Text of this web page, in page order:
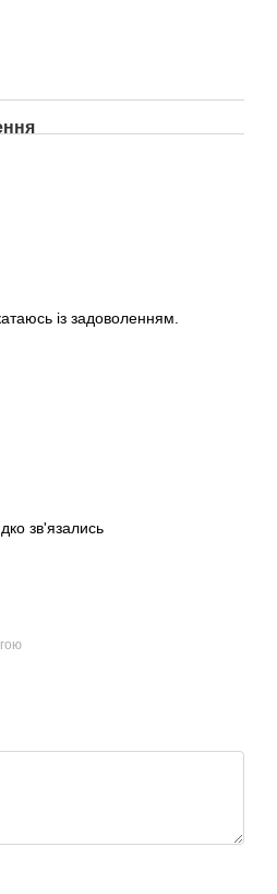
із задоволенням.
зв'язались